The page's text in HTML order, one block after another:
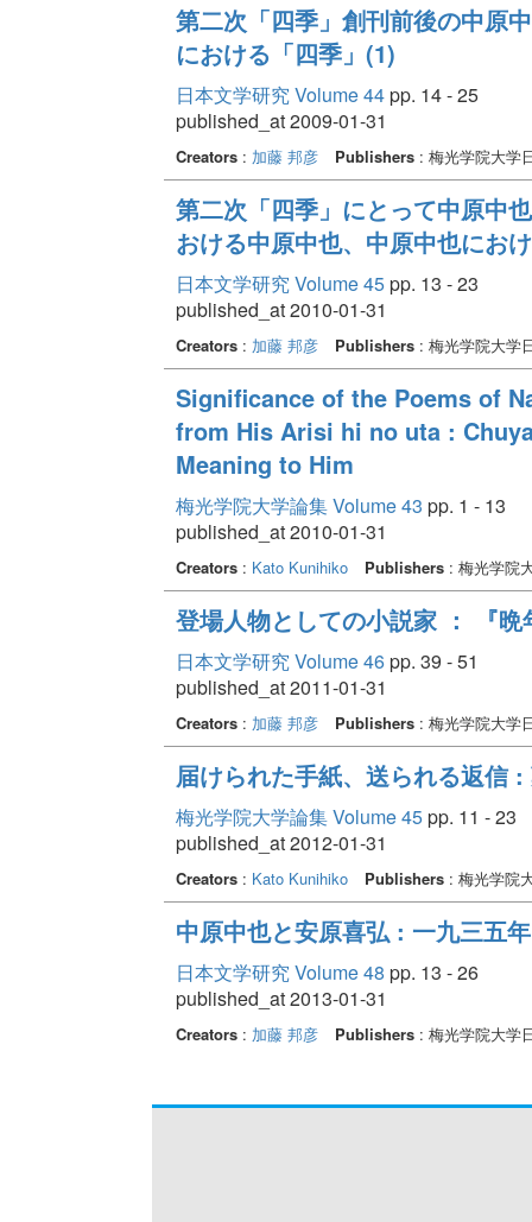
第二次「四季」創刊前後の中原
における「四季」(1)
日本文学研究 Volume 44pp. 14 - 25
published_at 2009-01-31
Creators: 加藤 邦彦 Publishers: 梅光学院大学
第二次「四季」にとって中原中
おける中原中也、中原中也にお
日本文学研究 Volume 45pp. 13 - 23
published_at 2010-01-31
Creators: 加藤 邦彦 Publishers: 梅光学院大学
Significance of the Poems of
from His Arisi hi no uta :
Meaning to Him
梅光学院大学論集 Volume 43 pp. 1 - 13
published_at 2010-01-31
Creators: Kato Kunihiko Publishers: 梅光学院
登場人物としての小説家 ： 『
日本文学研究 Volume 46pp. 39 - 51
published_at 2011-01-31
Creators: 加藤 邦彦 Publishers: 梅光学院大学
届けられた手紙、送られる返信
梅光学院大学論集 Volume 45pp. 11 - 23
published_at 2012-01-31
Creators: Kato Kunihiko Publishers: 梅光学院
中原中也と安原喜弘 : 一九三五
日本文学研究 Volume 48 pp. 13 - 26
published_at 2013-01-31
Creators: 加藤 邦彦 Publishers: 梅光学院大学